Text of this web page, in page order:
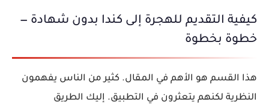
كيفية التقديم للهجرة إلى كندا بدون شهادة —
خطوة بخطوة
هذا القسم هو الأهم في المقال. كثير من الناس يفهمون
النظرية لكنهم يتعثرون في التطبيق. إليك الطريق